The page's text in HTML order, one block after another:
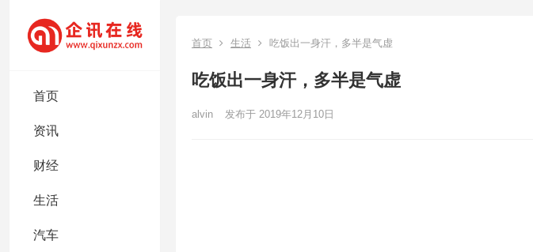
首页
资讯
财经
生活
汽车
首页 生活 吃饭出一身汗，多半是气虚
吃饭出一身汗，多半是气虚
alvin 发布于 2019年12月10日